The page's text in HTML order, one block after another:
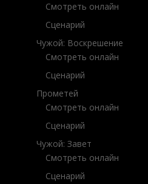
Смотреть онлайн
Сценарий
Чужой: Воскрешение
Смотреть онлайн
Сценарий
Прометей
Смотреть онлайн
Сценарий
Чужой: Завет
Смотреть онлайн
Сценарий